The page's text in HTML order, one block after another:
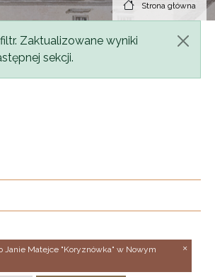
Strona główna
Zaktualizowane wyniki
sekcji.
Janie Matejce "Koryznówka" w Nowym